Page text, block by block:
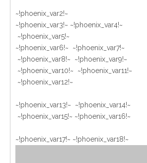
~!phoenix_var2!~
~!phoenix_var3!~ ~!phoenix_var4!~
~!phoenix_var5!~
~!phoenix_var6!~ ~!phoenix_var7!~
~!phoenix_var8!~ ~!phoenix_var9!~
~!phoenix_var10!~ ~!phoenix_var11!~
~!phoenix_var12!~
~!phoenix_var13!~ ~!phoenix_var14!~
~!phoenix_var15!~ ~!phoenix_var16!~
~!phoenix_var17!~ ~!phoenix_var18!~